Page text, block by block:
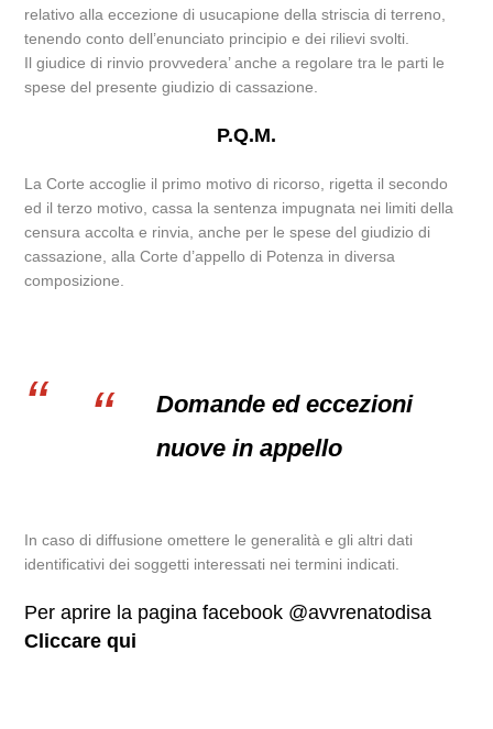
relativo alla eccezione di usucapione della striscia di terreno,
tenendo conto dell’enunciato principio e dei rilievi svolti.
Il giudice di rinvio provvedera’ anche a regolare tra le parti le
spese del presente giudizio di cassazione.
P.Q.M.
La Corte accoglie il primo motivo di ricorso, rigetta il secondo
ed il terzo motivo, cassa la sentenza impugnata nei limiti della
censura accolta e rinvia, anche per le spese del giudizio di
cassazione, alla Corte d’appello di Potenza in diversa
composizione.
Domande ed eccezioni
nuove in appello
In caso di diffusione omettere le generalità e gli altri dati
identificativi dei soggetti interessati nei termini indicati.
Per aprire la pagina facebook @avvrenatodisa
Cliccare qui